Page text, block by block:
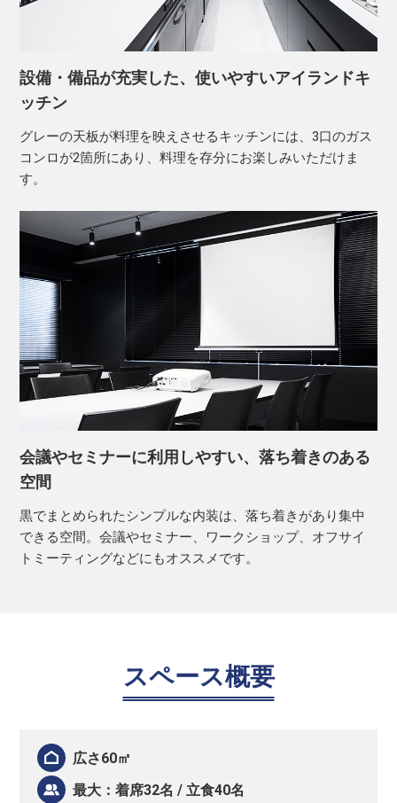
設備・備品が充実した、使いやすいアイランドキ
ッチン
グレーの天板が料理を映えさせるキッチンには、3口のガス
コンロが2箇所にあり、料理を存分にお楽しみいただけま
す。
会議やセミナーに利用しやすい、落ち着きのある
空間
黒でまとめられたシンプルな内装は、落ち着きがあり集中
できる空間。会議やセミナー、ワークショップ、オフサイ
トミーティングなどにもオススメです。
スペース概要
広さ60㎡
最大：着席32名 / 立食40名